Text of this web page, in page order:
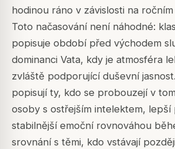
hodinou ráno v závislosti na
Toto načasování není náhodné:
popisuje období před východem
dominanci Vata, kdy je atmosféra
zvláště podporující duševní
popisují ty, kdo se probouzejí v
osoby s ostřejším intelektem, lepší
stabilnější emoční rovnováhou
srovnání s těmi, kdo vstávají